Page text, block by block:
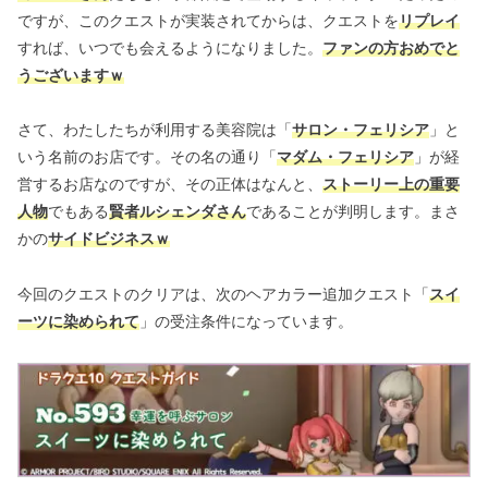
ですが、このクエストが実装されてからは、クエストをリプレイ
すれば、いつでも会えるようになりました。 ファンの方おめでと
うございますｗ
さて、わたしたちが利用する美容院は「サロン・フェリシア 」と
いう名前のお店です。その名の通り「マダム・フェリシア 」が経
営するお店なのですが、その正体はなんと、 ストーリー上の重要
人物でもある賢者ルシェンダさんであることが判明します。まさ
かのサイドビジネスｗ
今回のクエストのクリアは、次のヘアカラー追加クエスト「スイ
ーツに染められて 」の受注条件になっています。